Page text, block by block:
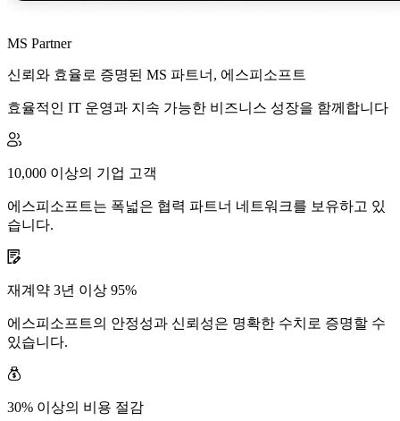
MS Partner
신뢰와 효율로 증명된 MS 파트너, 에스피소프트
효율적인 IT 운영과 지속 가능한 비즈니스 성장을 함께합니다
10,000 이상의 기업 고객
에스피소프트는 폭넓은 협력 파트너 네트워크를 보유하고 있
습니다.
재계약 3년 이상 95%
에스피소프트의 안정성과 신뢰성은 명확한 수치로 증명할 수
있습니다.
30% 이상의 비용 절감